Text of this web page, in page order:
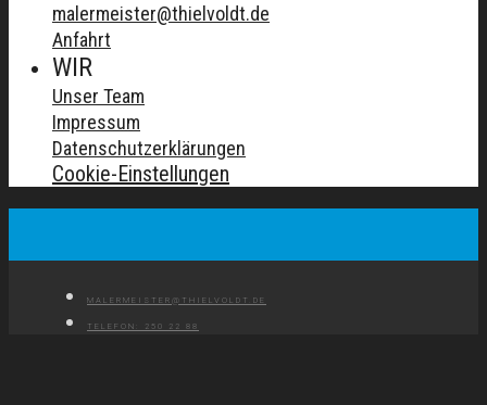
malermeister@thielvoldt.de
Anfahrt
WIR
Unser Team
Impressum
Datenschutzerklärungen
Cookie-Einstellungen
MALERMEISTER@THIELVOLDT.DE
TELEFON: 250 22 88